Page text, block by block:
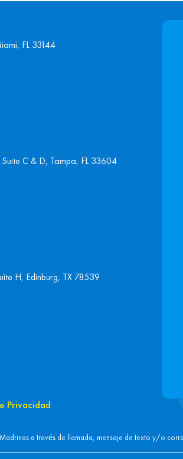
FL 33144
C & D, Tampa, FL 33604
H, Edinburg, TX 78539
Privacidad
a través de llamada, mensaje de texto y/o